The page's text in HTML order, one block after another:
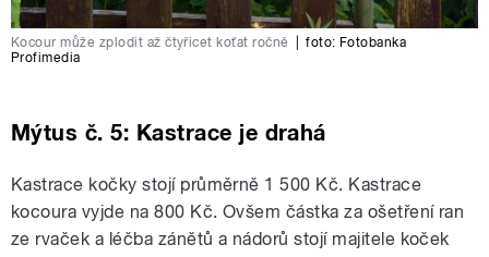
Kocour může zplodit až čtyřicet koťat ročně foto:Fotobanka
Profimedia
Mýtus č. 5: Kastrace je drahá
Kastrace kočky stojí průměrně 1 500 Kč. Kastrace
kocoura vyjde na 800 Kč. Ovšem částka za ošetření ran
ze rvaček a léčba zánětů a nádorů stojí majitele koček